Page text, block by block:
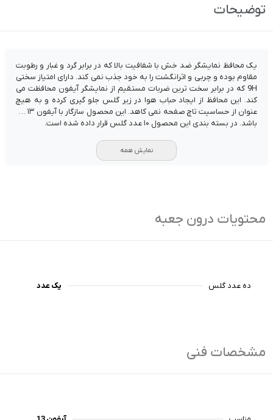
توضیحات
یک محافظ نمایشگر ضد خش با شفافیت بالا که در برابر گرد و غبار و رطوبت
مقاوم بوده و چربی و اثرانگشت را به خود جذب نمی کند. دارای امتیاز سختی
9H که در برابر سخت ترین ضربات مستقیم از نمایشگر آیفون محافظت می
کند. این محافظ از ایجاد حباب هوا در زیر گلس جلو گیری کرده و به هیچ
عنوان از حساسیت تاچ صفحه نمی کاهد. این محصول سازگار با آیفون ۱۳ می
باشد. در بسته بندی این محصول ۱۰ عدد گلس قرار داده شده است.
نمایش همه
محتویات درون جعبه
ده عدد گلس یک عدد
مشخصات فنی